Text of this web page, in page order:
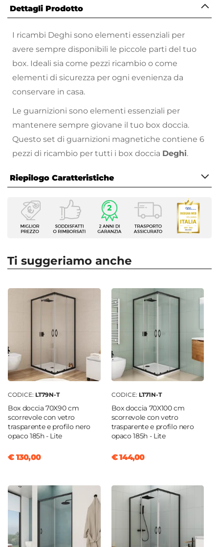
Dettagli Prodotto
I ricambi Deghi sono elementi essenziali per
avere sempre disponibili le piccole parti del tuo
box. Ideali sia come pezzi ricambio o come
elementi di sicurezza per ogni evenienza da
conservare in casa.
Le guarnizioni sono elementi essenziali per
mantenere sempre giovane il tuo box doccia.
Questo set di guarnizioni magnetiche contiene 6
pezzi di ricambio per tutti i box doccia Deghi.
Riepilogo Caratteristiche
Caratteristiche
Tipologia
Barra salvagoccia
Guarnizioni verticale
Altezza
Colore
Lite
Numero Elementi
Ti suggeriamo anche
CODICE: LT79N-T
Box doccia 70X90 cm
scorrevole con vetro
trasparente e profilo nero
opaco 185h - Lite
€ 130,00
CODICE: LT71N-T
Box doccia 70X100 cm
scorrevole con vetro
trasparente e profilo nero
opaco 185h - Lite
€ 144,00